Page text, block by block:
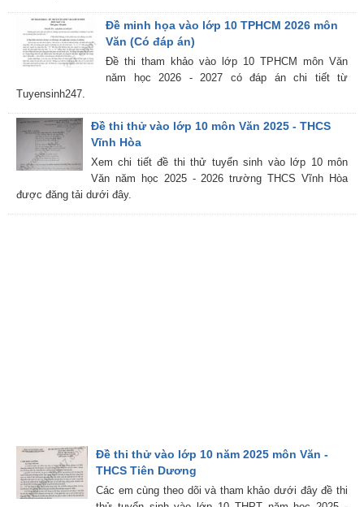
Đề minh họa vào lớp 10 TPHCM 2026 môn
Văn (Có đáp án)
Đề thi tham khảo vào lớp 10 TPHCM môn Văn
năm học 2026 - 2027 có đáp án chi tiết từ
Tuyensinh247.
Đề thi thử vào lớp 10 môn Văn 2025 - THCS
Vĩnh Hòa
Xem chi tiết đề thi thử tuyển sinh vào lớp 10 môn
Văn năm học 2025 - 2026 trường THCS Vĩnh Hòa
được đăng tải dưới đây.
Đề thi thử vào lớp 10 năm 2025 môn Văn -
THCS Tiên Dương
Các em cùng theo dõi và tham khảo dưới đây đề thi